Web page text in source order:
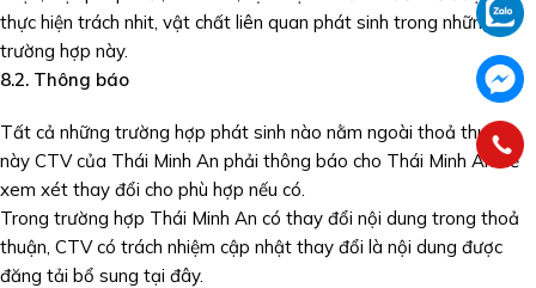
thực hiện trách nhit, vật chất liên quan phát sinh trong những
trường hợp này.
8.2. Thông báo
Tất cả những trường hợp phát sinh nào nằm ngoài thoả thuận
này CTV của Thái Minh An phải thông báo cho Thái Minh An để
xem xét thay đổi cho phù hợp nếu có.
Trong trường hợp Thái Minh An có thay đổi nội dung trong thoả
thuận, CTV có trách nhiệm cập nhật thay đổi là nội dung được
đăng tải bổ sung tại đây.